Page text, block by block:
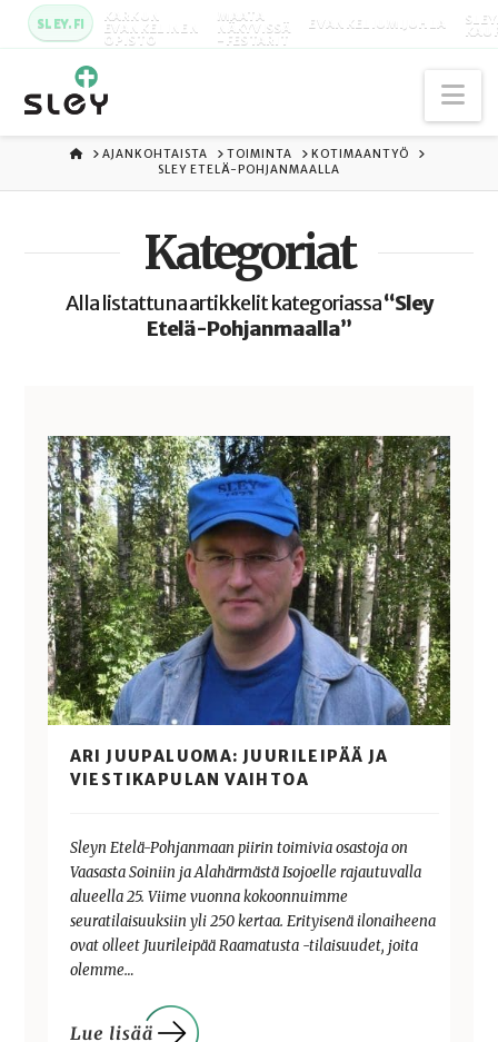
SLEY.FI KARKUN
EVANKELINEN
OPISTO
MAATA
NÄKYVISSÄ
-FESTARIT
EVANKELIUMIJUHLA
ETUSIVU
AJANKOHTAISTA TOIMINTA
KOTIMAANTYÖ
SLEY ETELÄ-POHJANMAALLA
Kategoriat
Alla listattuna artikkelit kategoriassa“Sley
Etelä-Pohjanmaalla”
ARI JUUPALUOMA: JUURILEIPÄÄ JA
VIESTIKAPULAN VAIHTOA
Sleyn Etelä-Pohjanmaan piirin toimivia osastoja on
Vaasasta Soiniin ja Alahärmästä Isojoelle rajautuvalla
alueella 25. Viime vuonna kokoonnuimme
seuratilaisuuksiin yli 250 kertaa. Erityisenä ilonaiheena
ovat olleet Juurileipää Raamatusta -tilaisuudet, joita
olemme…